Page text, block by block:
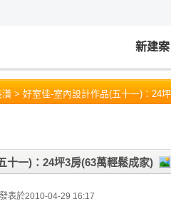
新建案
潢 > 好室佳-室內設計作品(五十一)：24
十一)：24坪3房(63萬輕鬆成家)
發表於2010-04-29 16:17